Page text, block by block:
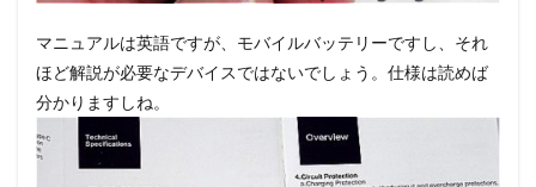
マニュアルは英語ですが、モバイルバッテリーですし、それ
ほど解説が必要なデバイスではないでしょう。仕様は読めば
分かりますしね。